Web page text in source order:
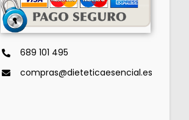
689 101 495
compras@dieteticaesencial.es